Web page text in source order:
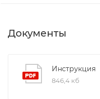
Документы
Инструкция
846,4 кб